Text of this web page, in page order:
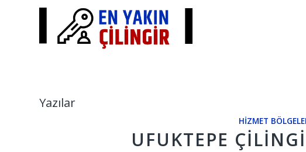
Yazılar
HIZMET
UFUKTEPE